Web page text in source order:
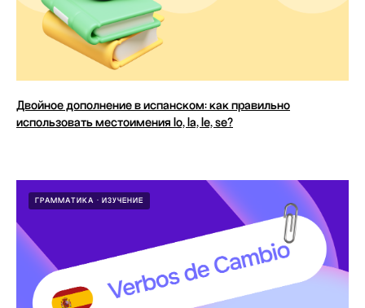
Двойное дополнение в испанском: как правильно
использовать местоимения lo, la, le, se?
ГРАММАТИКА ИЗУЧЕНИЕ
ANECOLE 2026 © Все права защищены
Языки Контакты